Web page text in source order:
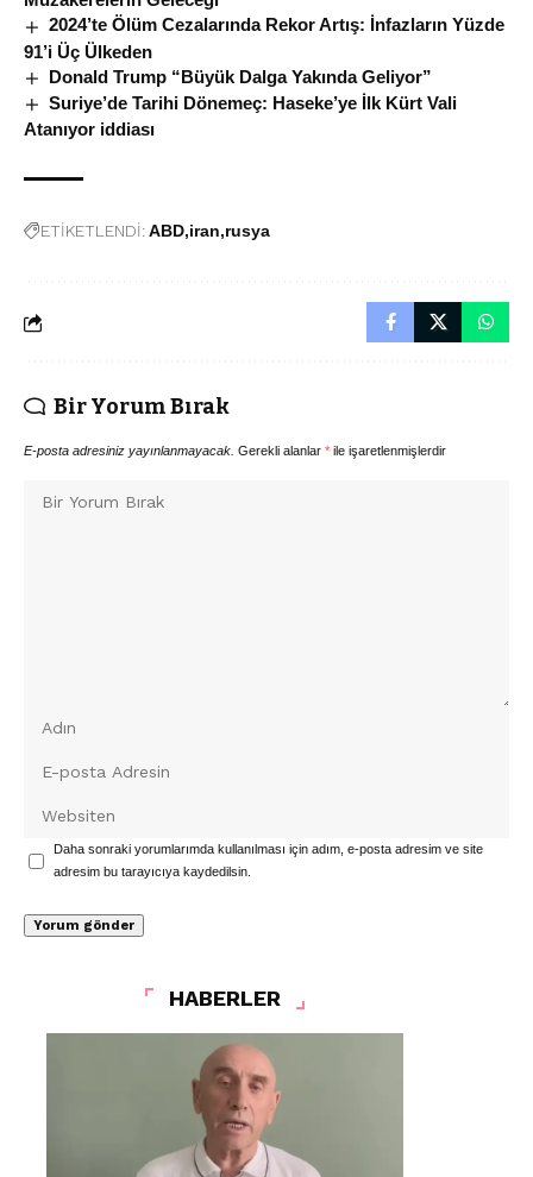
2024’te Ölüm Cezalarında Rekor Artış: İnfazların Yüzde
91’i Üç Ülkeden
Donald Trump “Büyük Dalga Yakında Geliyor”
Suriye’de Tarihi Dönemeç: Haseke’ye İlk Kürt Vali
Atanıyor iddiası
ETİKETLENDİ:ABD iran rusya
Bir Yorum Bırak
E-posta adresiniz yayınlanmayacak. Gerekli alanlar * ile işaretlenmişlerdir
Daha sonraki yorumlarımda kullanılması için adım, e-posta adresim ve site
adresim bu tarayıcıya kaydedilsin.
HABERLER